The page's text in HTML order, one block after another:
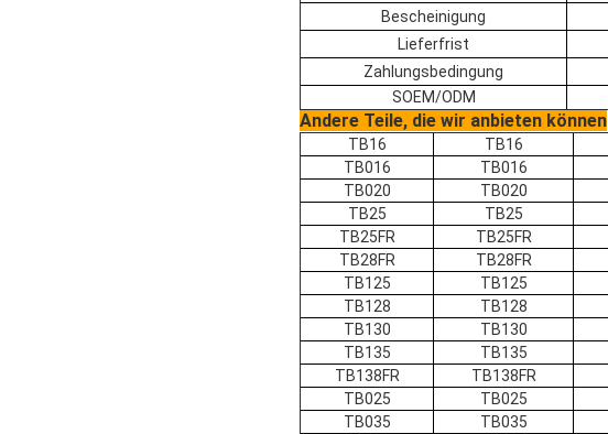
Bescheinigung
Lieferfrist
Zahlungsbedingung
SOEM/ODM
Andere Teile, die wir anbieten können
TB16 TB16
TB016
TB016
TB020
TB020
TB25
TB25
TB25FR
TB25FR
TB28FR
TB28FR
TB125
TB125
TB128
TB128
TB130
TB130
TB135
TB135
TB138FR
TB138FR
TB025
TB025
TB035
TB035